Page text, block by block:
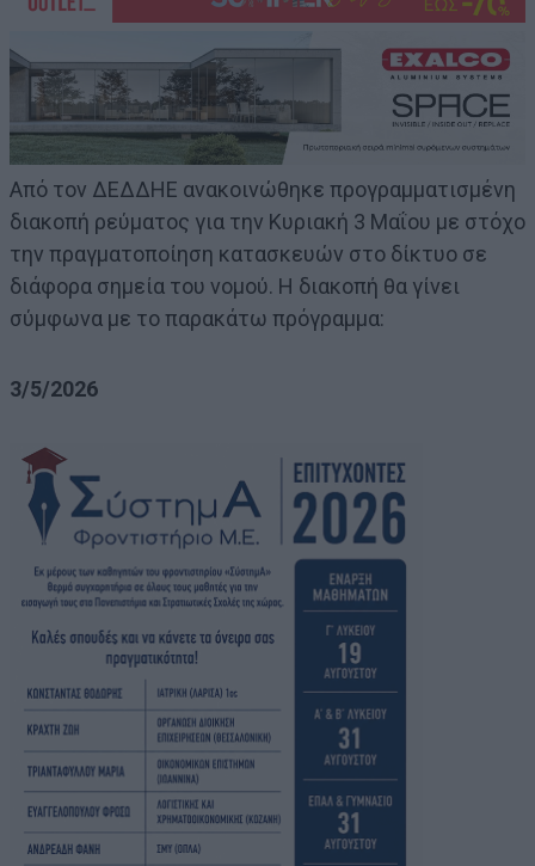
Από τον ΔΕΔΔΗΕ ανακοινώθηκε προγραμματισμένη
διακοπή ρεύματος για την Κυριακή 3 Μαΐου με στόχο
την πραγματοποίηση κατασκευών στο δίκτυο σε
διάφορα σημεία του νομού. Η διακοπή θα γίνει
σύμφωνα με το παρακάτω πρόγραμμα:
3/5/2026